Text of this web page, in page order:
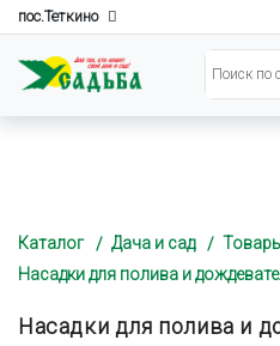
пос.Теткино
Каталог Дача и сад
Насадки для полива и
Насадки для полива и